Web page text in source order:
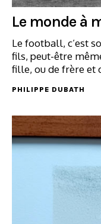
Le monde à
Le football, c’est
fils, peut-être
fille, ou de frère et
PHILIPPE DUBATH